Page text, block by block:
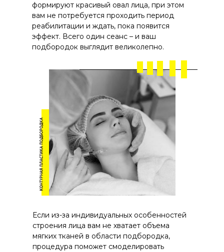
формируют красивый овал лица, при этом
вам не потребуется проходить период
реабилитации и ждать, пока появится
эффект. Всего один сеанс – и ваш
подбородок выглядит великолепно.
Если из-за индивидуальных особенностей
строения лица вам не хватает объема
мягких тканей в области подбородка,
процедура поможет смоделировать